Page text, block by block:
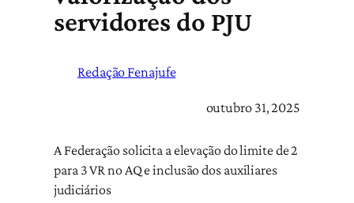
servidores do PJU
Redação Fenajufe
outubro 31, 2025
A Federação solicita a elevação do limite de 2
para 3 VR no AQ e inclusão dos auxiliares
judiciários